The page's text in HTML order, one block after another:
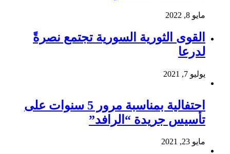
مايو 8, 2022
القوى الثورية السورية تجتمع نصرةً
لدرعا
يوليو 7, 2021
احتفالية بمناسبة مرور 5 سنوات على
تأسيس جريدة “الرافد”
مايو 23, 2021